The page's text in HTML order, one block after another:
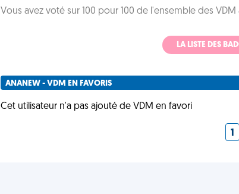
Vous avez voté sur 100 pour 100 de l'ensemble des VDM
LA LISTE DES
ANANEW - VDM EN FAVORIS
Cet utilisateur n'a pas ajouté de VDM en favori
1